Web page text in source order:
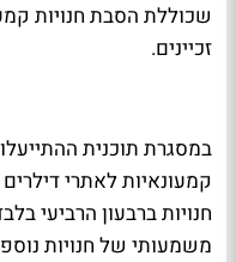
שכוללת הסבת חנויות
זכיינים.
חנויות ברבעון הרביעי